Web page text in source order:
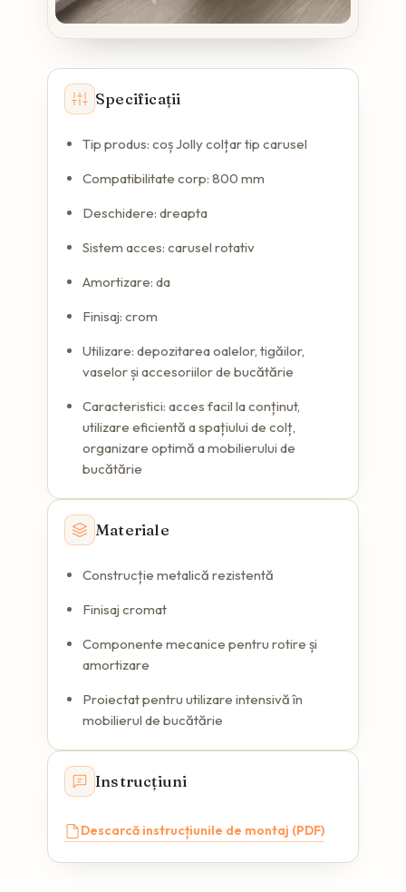
Specificații
Tip produs: coș Jolly colțar tip carusel
Compatibilitate corp: 800 mm
Deschidere: dreapta
Sistem acces: carusel rotativ
Amortizare: da
Finisaj: crom
Utilizare: depozitarea oalelor, tigăilor,
vaselor și accesoriilor de bucătărie
Caracteristici: acces facil la conținut,
utilizare eficientă a spațiului de colț,
organizare optimă a mobilierului de
bucătărie
Materiale
Construcție metalică rezistentă
Finisaj cromat
Componente mecanice pentru rotire și
amortizare
Proiectat pentru utilizare intensivă în
mobilierul de bucătărie
Instrucțiuni
Descarcă instrucțiunile de montaj (PDF)